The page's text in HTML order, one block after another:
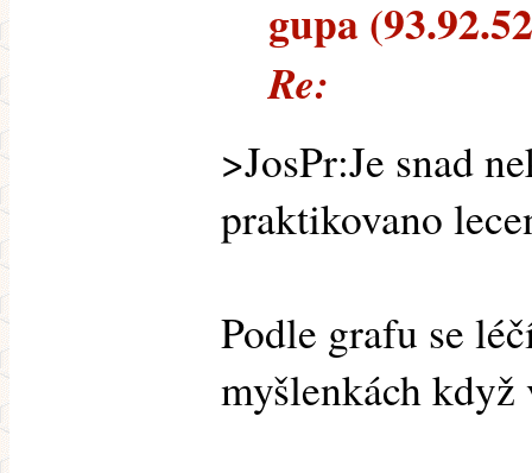
gupa
Re:
>JosPr:Je snad
praktikovano
Podle grafu se
myšlenkách